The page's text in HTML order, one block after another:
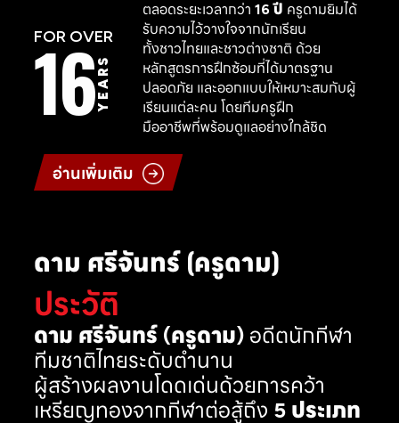
FOR OVER
16YEARS
ตลอดระยะเวลากว่า 16 ปี ครูดามยิมได้
รับความไว้วางใจจากนักเรียน
ทั้งชาวไทยและชาวต่างชาติ ด้วย
หลักสูตรการฝึกซ้อมที่ได้มาตรฐาน
ปลอดภัย และออกแบบให้เหมาะสมกับผู้
เรียนแต่ละคน โดยทีมครูฝึก
มืออาชีพที่พร้อมดูแลอย่างใกล้ชิด
อ่านเพิ่มเติม
ดาม ศรีจันทร์ (ครูดาม)
ประวัติ
ดาม ศรีจันทร์ (ครูดาม)อดีตนักกีฬา
ทีมชาติไทยระดับตำนาน
ผู้สร้างผลงานโดดเด่นด้วยการคว้า
เหรียญทองจากกีฬาต่อสู้ถึง 5 ประเภท